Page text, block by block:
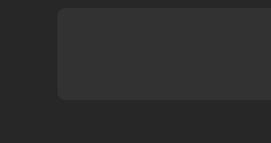
HISTÓRIA ÉPICA IMERSIVA